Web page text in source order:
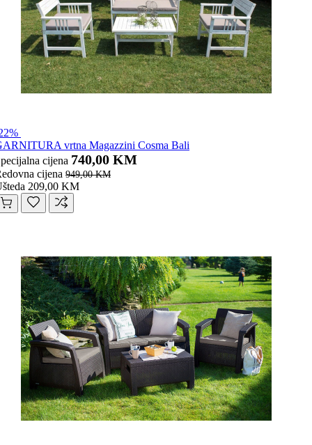
vrtna Magazzini Cosma Bali
cijena 740,00 KM
cijena 949,00 KM
209,00 KM